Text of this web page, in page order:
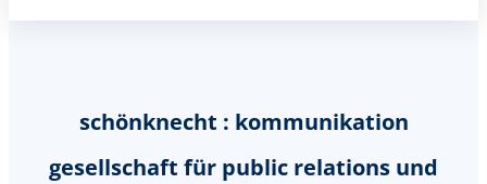
schönknecht : kommunikation
gesellschaft für public relations und